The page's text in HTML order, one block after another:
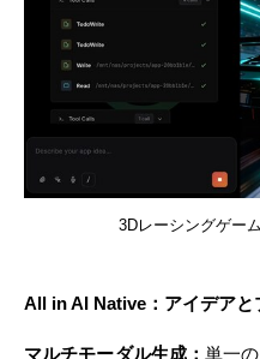
3Dレーシングゲー
All in AI Native：アイデアと
マルチモーダル生成：単一